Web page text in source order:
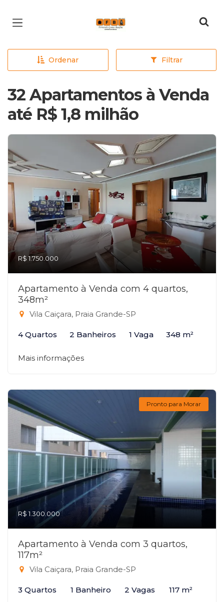
Página inicial
Ordenar Filtrar
32 Apartamentos à Venda
até R$ 1,8 milhão
R$ 1.750.000
Apartamento à Venda com 4 quartos,
348m²
Vila Caiçara, Praia Grande-SP
4 Quartos 2 Banheiros 1 Vaga 348 m²
Mais informações
Pronto para Morar
R$ 1.300.000
Apartamento à Venda com 3 quartos,
117m²
Vila Caiçara, Praia Grande-SP
3 Quartos 1 Banheiro 2 Vagas 117 m²